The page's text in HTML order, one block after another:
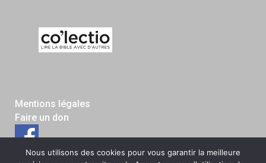
Mentions légales
Faire un don
Nous utilisons des cookies pour vous garantir la meilleure